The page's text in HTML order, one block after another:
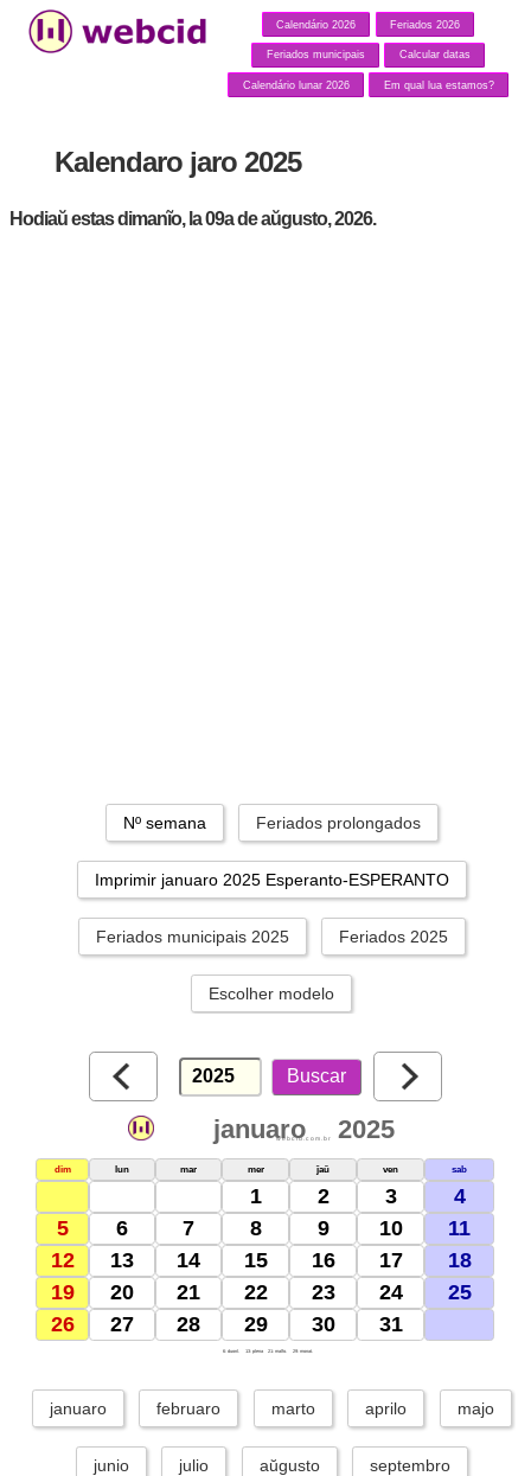
Calendário 2026 Feriados 2026
Feriados municipais Calcular datas
Calendário lunar 2026 Em qual lua estamos?
Kalendaro jaro 2025
Hodiaŭ estas dimanĩo, la 09a de aŭgusto, 2026.
Nº semana Feriados prolongados
Imprimir januaro 2025 Esperanto-ESPERANTO
Feriados municipais 2025 Feriados 2025
Escolher modelo
januaro 2025
webcid.com.br
dim lun mar mer ĵaŭ ven sab
1 2 3
4
5
6 7 8 9 10
11
12
13 14 15 16 17
18
19
20 21 22 23 24
25
26
27 28 29 30 31
6: duonl. 13: plena 21: malfo. 29: monat.
januaro februaro marto aprilo majo
junio julio aŭgusto septembro